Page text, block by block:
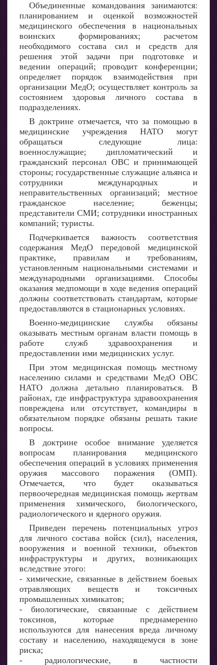
Объединенные командования занимаются:
планированием и оценкой возможностей
медицинского обеспечения в национальных
воинских формированиях; расчетом
необходимого состава сил и средств для
решения этой задачи при подготовке и
ведении операций; проводит конференции;
определяет порядок взаимодействия при
организации МедО; осуществляет контроль за
состоянием здоровья личного состава в
подразделениях.
В доктрине отмечается, что за помощью в
медицинские учреждения НАТО могут
обращаться следующие лица:
военнослужащие; дипломатический и
гражданский персонал ОВС и принимающей
стороны; государственные служащие альянса и
сотрудники международных и
неправительственных организаций; местное
гражданское население; беженцы;
представители СМИ; сотрудники иностранных
компаний; туристы.
Подчеркивается важность соответствия
содержания МедО передовой медицинской
практике, правилам и требованиям,
установленным национальными системами и
международными организациями. Способы
оказания медпомощи в ходе ведения операций
должны соответствовать стандартам, которые
предоставляются в стационарных условиях.
Военно-медицинские службы обязаны
оказывать местным органам власти помощь в
работе служб здравоохранения и
предоставлении ими медицинских услуг.
При этом медицинская помощь местному
населению силами и средствами МедО ОВС
НАТО должна детально планироваться. В
районах, где инфраструктура здравоохранения
повреждена или отсутствует, командиры в
обязательном порядке обязаны решать такие
вопросы.
В доктрине особое внимание уделяется
вопросам планирования медицинского
обеспечения операций в условиях применения
оружия массового поражения (ОМП).
Отмечается, что будет оказываться
первоочередная медицинская помощь жертвам
применения химического, биологического,
радиологического и ядерного оружия.
Приведен перечень потенциальных угроз
для личного состава войск (сил), населения,
вооружения и военной техники, объектов
инфраструктуры и других, возникающих
вследствие этого:
- химические, связанные в действием боевых
отравляющих веществ и токсичных
промышленных химикатов;
- биологические, связанные с действием
токсинов, которые преднамеренно
используются для нанесения вреда личному
составу и населению, находящемуся в зоне
риска;
- радиологические, в частности